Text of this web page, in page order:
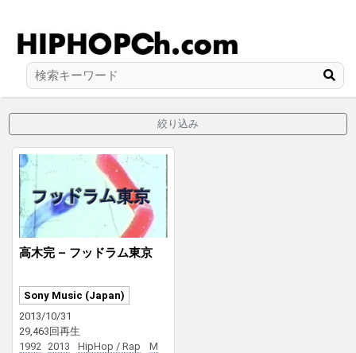
絞り込み
高木完 – フッドラム東京
Sony Music (Japan)
2013/10/31
29,463回再生
1992
2013 HipHop / Rap
M